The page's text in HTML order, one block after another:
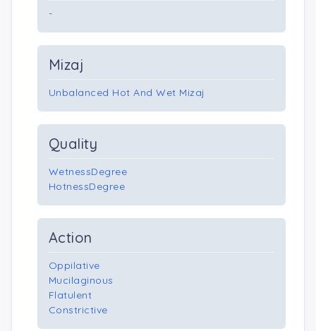
-
Mizaj
Unbalanced Hot And Wet Mizaj
Quality
WetnessDegree
HotnessDegree
Action
Oppilative
Mucilaginous
Flatulent
Constrictive